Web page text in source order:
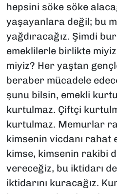
hepsini söke söke
yaşayanlara değil; bu
yağdıracağız. Şimdi
emeklilerle birlikte
miyiz? Her yaştan
beraber mücadele
şunu bilsin, emekli
kurtulmaz. Çiftçi
kurtulmaz. Memurlar
kimsenin vicdanı rahat
kimse, kimsenin rakibi
vereceğiz, bu iktidarı
iktidarını kuracağız.